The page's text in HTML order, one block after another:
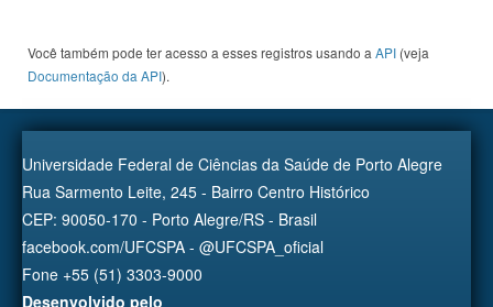
Você também pode ter acesso a esses registros usando a API (veja
Documentação da API).
Universidade Federal de Ciências da Saúde de Porto Alegre
Rua Sarmento Leite, 245 - Bairro Centro Histórico
CEP: 90050-170 - Porto Alegre/RS - Brasil
facebook.com/UFCSPA - @UFCSPA_oficial
Fone +55 (51) 3303-9000
Desenvolvido pelo